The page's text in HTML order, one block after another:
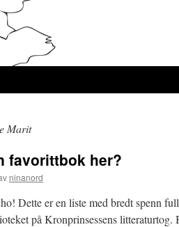
Marit
favorittbok her?
ninanord
Dette er en liste med bredt spenn
på Kronprinsessens